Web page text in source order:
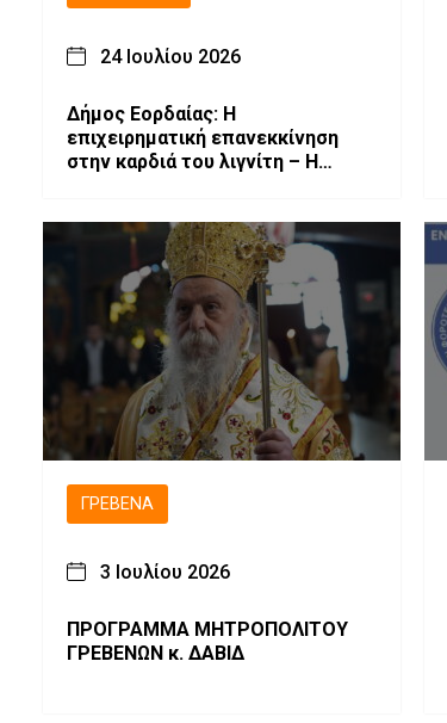
24 Ιουλίου 2026
Δήμος Εορδαίας: Η
επιχειρηματική επανεκκίνηση
στην καρδιά του λιγνίτη – Η
ΓΡΕΒΕΝΆ
3 Ιουλίου 2026
ΠΡΟΓΡΑΜΜΑ ΜΗΤΡΟΠΟΛΙΤΟΥ
ΓΡΕΒΕΝΩΝ κ. ΔΑΒΙΔ